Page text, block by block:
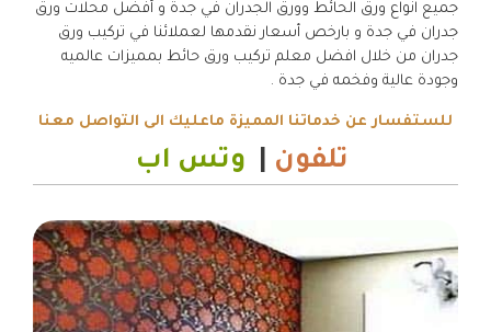
جميع انواع ورق الحائط وورق الجدران في جدة و أفضل محلات ورق
جدران في جدة و بارخص أسعار نقدمها لعملائنا في تركيب ورق
جدران من خلال افضل معلم تركيب ورق حائط بمميزات عالميه
وجودة عالية وفخمه في جدة .
للستفسار عن خدماتنا المميزة ماعليك الى التواصل معنا
تلفون وتس اب